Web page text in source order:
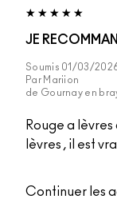
JE
Soumis 01/03/
Par Mariion
de Gournay en
Rouge a
lèvres , il est
Continuer les